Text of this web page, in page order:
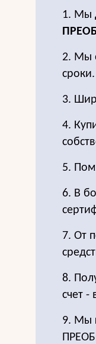
1. Мы
2. Мы
сроки.
3.
4.
5.
6. В
7. От
8.
счет -
9. Мы